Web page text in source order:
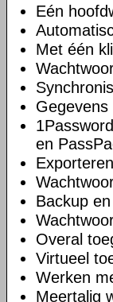
Eén
Met één
en
Exporteren
Backup
Overal
Virtueel
Werken
Meertalig